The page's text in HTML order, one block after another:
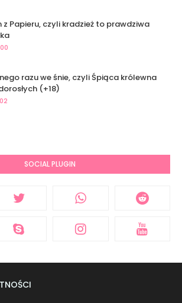
z Papieru, czyli kradzież to prawdziwa
razu we śnie, czyli Śpiąca królewna
(+18)
SOCIAL PLUGIN